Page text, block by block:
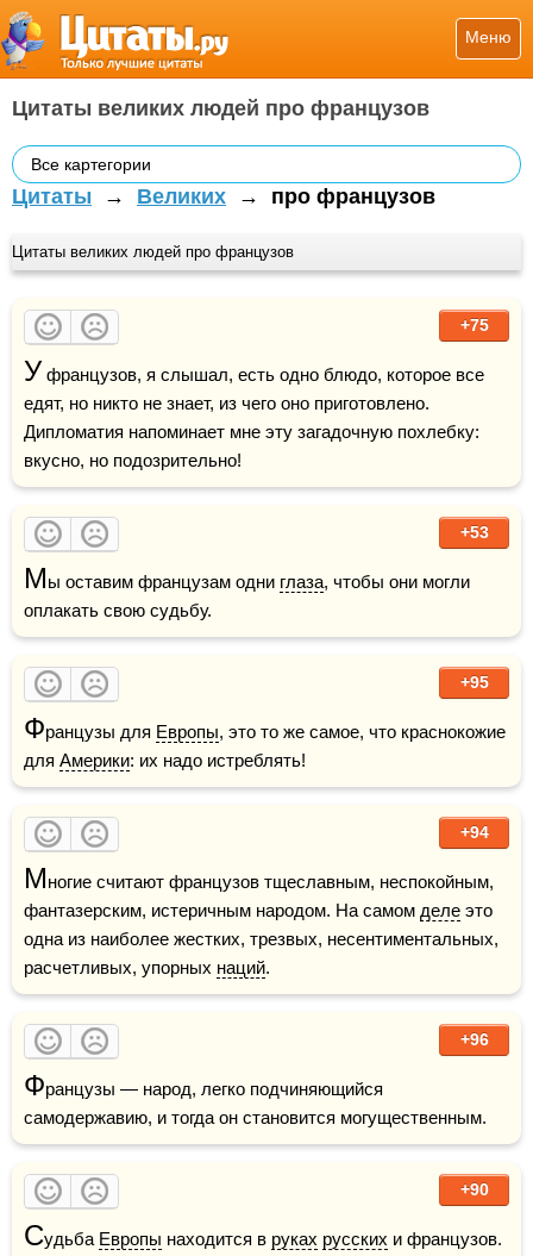
Меню
Цитаты великих людей про французов
Все картегории
Цитаты → Великих → про французов
Цитаты великих людей про французов
+75
У французов, я слышал, есть одно блюдо, которое все
едят, но никто не знает, из чего оно приготовлено.
Дипломатия напоминает мне эту загадочную похлебку:
вкусно, но подозрительно!
+53
Мы оставим французам одни глаза, чтобы они могли
оплакать свою судьбу.
+95
Французы для Европы, это то же самое, что краснокожие
для Америки: их надо истреблять!
+94
Многие считают французов тщеславным, неспокойным,
фантазерским, истеричным народом. На самом деле это
одна из наиболее жестких, трезвых, несентиментальных,
расчетливых, упорных наций.
+96
Французы — народ, легко подчиняющийся
самодержавию, и тогда он становится могущественным.
+90
Судьба Европы находится в руках русских и французов.